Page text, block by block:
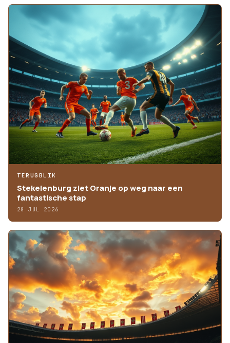
TERUGBLIK
Stekelenburg ziet Oranje op weg naar een
fantastische stap
28 JUL 2026